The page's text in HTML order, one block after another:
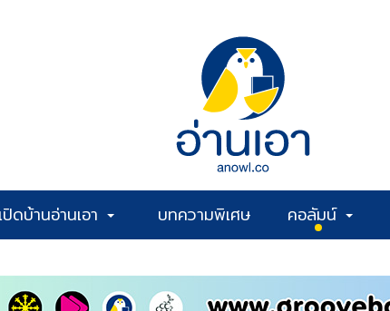
เปิดบ้านอ่านเอา บทความพิเศษ คอลัมน์